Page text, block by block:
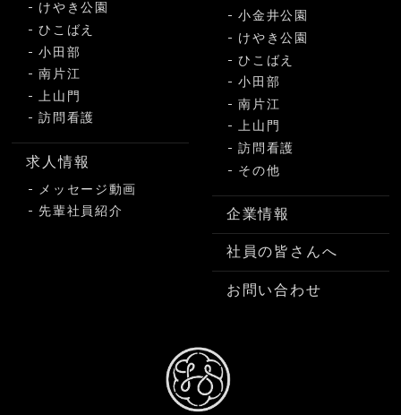
けやき公園
ひこばえ
小田部
南片江
上山門
訪問看護
求人情報
メッセージ動画
先輩社員紹介
小金井公園
けやき公園
ひこばえ
小田部
南片江
上山門
訪問看護
その他
企業情報
社員の皆さんへ
お問い合わせ